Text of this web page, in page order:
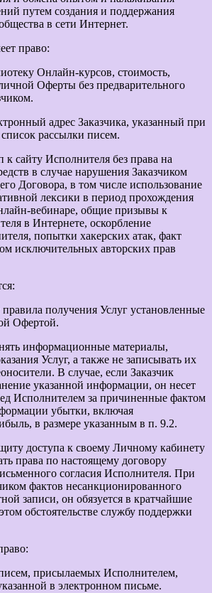
путем создания и поддержания
в сети Интернет.
право:
Онлайн-курсов, стоимость,
Оферты без предварительного
адрес Заказчика, указанный при
рассылки писем.
к сайту Исполнителя без права на
в случае нарушения Заказчиком
Договора, в том числе использование
лексики в период прохождения
вебинаре, общие призывы к
в Интернете, оскорбление
попытки хакерских атак, факт
исключительных авторских прав
получения Услуг установленные
Офертой.
информационные материалы,
Услуг, а также не записывать их
В случае, если Заказчик
указанной информации, он несет
Исполнителем за причиненные фактом
убытки, включая
в размере указанным в п. 9.2.
доступа к своему Личному кабинету
права по настоящему договору
согласия Исполнителя. При
фактов несанкционированного
записи, он обязуется в кратчайшие
обстоятельстве службу поддержки
писем, присылаемых Исполнителем,
в электронном письме.